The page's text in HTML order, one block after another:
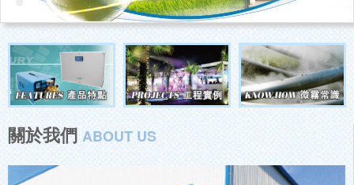
關於我們ABOUT US